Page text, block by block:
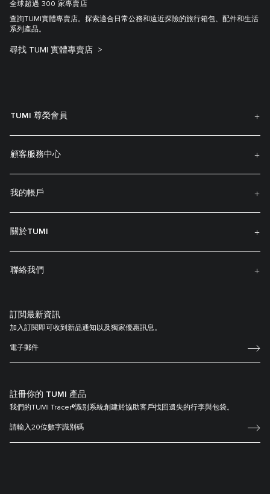
全球超過 300 家專賣店
查詢TUMI實體專賣店。探索適合日常公務和遠近探險的旅行箱包、配件和生活
系列產品。
尋找 TUMI 實體專賣店
TUMI 尊榮會員
顧客服務中心
我的帳戶
關於TUMI
聯絡我們
訂閲最新資訊
加入訂閱即可收到新品通知以及獨家優惠訊息。
註冊你的 TUMI 產品
我們的TUMI Tracer®識别系統創建於協助客戶找回遺失的行李與包袋。